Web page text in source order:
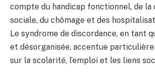
compte du handicap fonctionnel, de la
sociale, du chômage et des
Le syndrome de discordance, en tant
et désorganisée, accentue
sur la scolarité, l’emploi et les liens